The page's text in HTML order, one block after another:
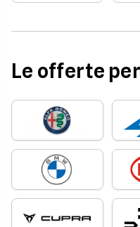
Le offerte